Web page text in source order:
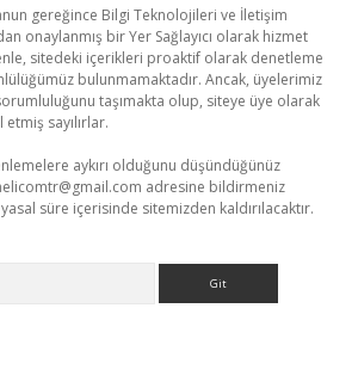
gereğince Bilgi Teknolojileri ve İletişim
onaylanmış bir Yer Sağlayıcı olarak hizmet
sitedeki içerikleri proaktif olarak denetleme
bulunmamaktadır. Ancak, üyelerimiz
taşımakta olup, siteye üye olarak
sayılırlar.
aykırı olduğunu düşündüğünüz
adresine bildirmeniz
süre içerisinde sitemizden kaldırılacaktır.